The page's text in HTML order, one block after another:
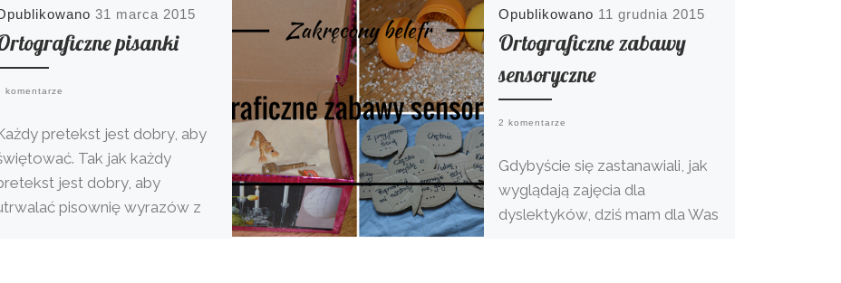
31 marca 2015
pisanki
komentarze
pretekst jest dobry, aby
Tak jak każdy
jest dobry, aby
pisownię wyrazów z
Opublikowano 11 grudnia 2015
Ortograficzne zabawy
sensoryczne
2 komentarze
Gdybyście się zastanawiali, jak
wyglądają zajęcia dla
dyslektyków, dziś mam dla Was